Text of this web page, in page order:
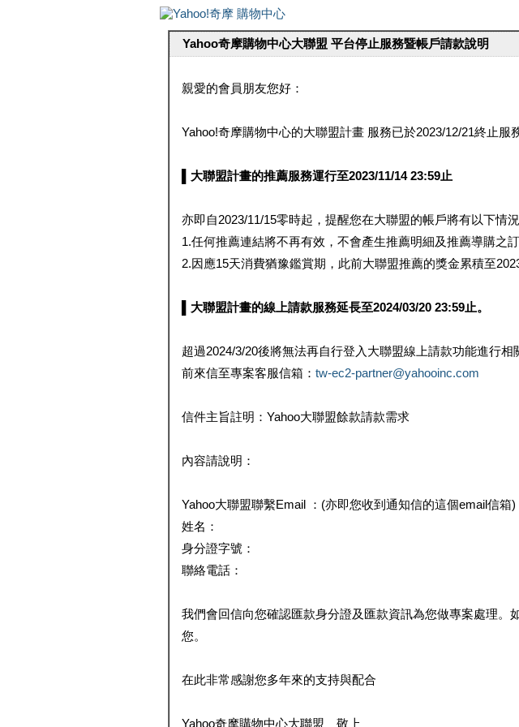
Yahoo奇摩購物中心大聯盟 平台停止服務暨帳戶請款說明
親愛的會員朋友您好：
Yahoo!奇摩購物中心的大聯盟計畫 服務已於2023/12/21終止服務
▌大聯盟計畫的推薦服務運行至2023/11/14 23:59止
亦即自2023/11/15零時起，提醒您在大聯盟的帳戶將有以下情況
1.任何推薦連結將不再有效，不會產生推薦明細及推薦導購之訂
2.因應15天消費猶豫鑑賞期，此前大聯盟推薦的獎金累積至
▌大聯盟計畫的線上請款服務延長至2024/03/20 23:59止。
超過2024/3/20後將無法再自行登入大聯盟線上請款功能進行
前來信至專案客服信箱： tw-ec2-partner@yahooinc.com
信件主旨註明：Yahoo大聯盟餘款請款需求
內容請說明：
Yahoo大聯盟聯繫Email ：(亦即您收到通知信的這個email信箱)
姓名：
身分證字號：
聯絡電話：
我們會回信向您確認匯款身分證及匯款資訊為您做專案處理
您。
在此非常感謝您多年來的支持與配合
Yahoo奇摩購物中心大聯盟 敬上